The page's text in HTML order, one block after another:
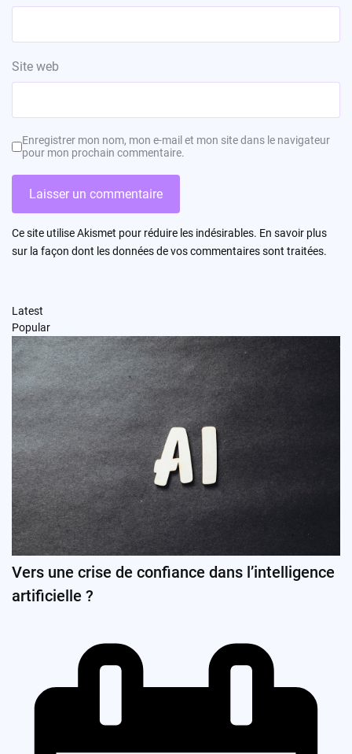
Site web
Enregistrer mon nom, mon e-mail et mon site dans le navigateur
pour mon prochain commentaire.
Ce site utilise Akismet pour réduire les indésirables. En savoir plus
sur la façon dont les données de vos commentaires sont traitées.
Latest
Popular
Vers une crise de confiance dans l’intelligence
artificielle ?